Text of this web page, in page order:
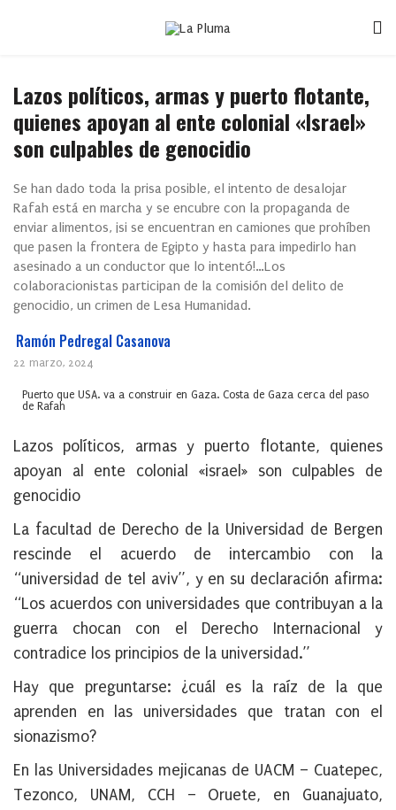
Lazos políticos, armas y puerto flotante,
quienes apoyan al ente colonial «Israel»
son culpables de genocidio
Se han dado toda la prisa posible, el intento de desalojar
Rafah está en marcha y se encubre con la propaganda de
enviar alimentos, ¡si se encuentran en camiones que prohíben
que pasen la frontera de Egipto y hasta para impedirlo han
asesinado a un conductor que lo intentó!…Los
colaboracionistas participan de la comisión del delito de
genocidio, un crimen de Lesa Humanidad.
Ramón Pedregal Casanova
22 marzo, 2024
Puerto que USA. va a construir en Gaza. Costa de Gaza cerca del paso
de Rafah
Lazos políticos, armas y puerto flotante, quienes
apoyan al ente colonial «israel» son culpables de
genocidio
La facultad de Derecho de la Universidad de Bergen
rescinde el acuerdo de intercambio con la
“universidad de tel aviv”, y en su declaración afirma:
“Los acuerdos con universidades que contribuyan a la
guerra chocan con el Derecho Internacional y
contradice los principios de la universidad.”
Hay que preguntarse: ¿cuál es la raíz de la que
aprenden en las universidades que tratan con el
sionazismo?
En las Universidades mejicanas de UACM – Cuatepec,
Tezonco, UNAM, CCH – Oruete, en Guanajuato,